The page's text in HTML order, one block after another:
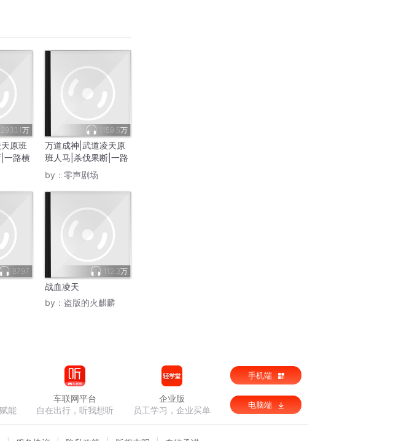
2933.1万
原班
一路横
1159.5万
万道成神|武道凌天原
班人马|杀伐果断|一路
横推|热血爽文
by： 零声剧场
8797 112.3万
战血凌天
by： 盗版的火麒麟
能
车联网平台
自在出行，听我想听
企业版
员工学习，企业买单
手机端
电脑端